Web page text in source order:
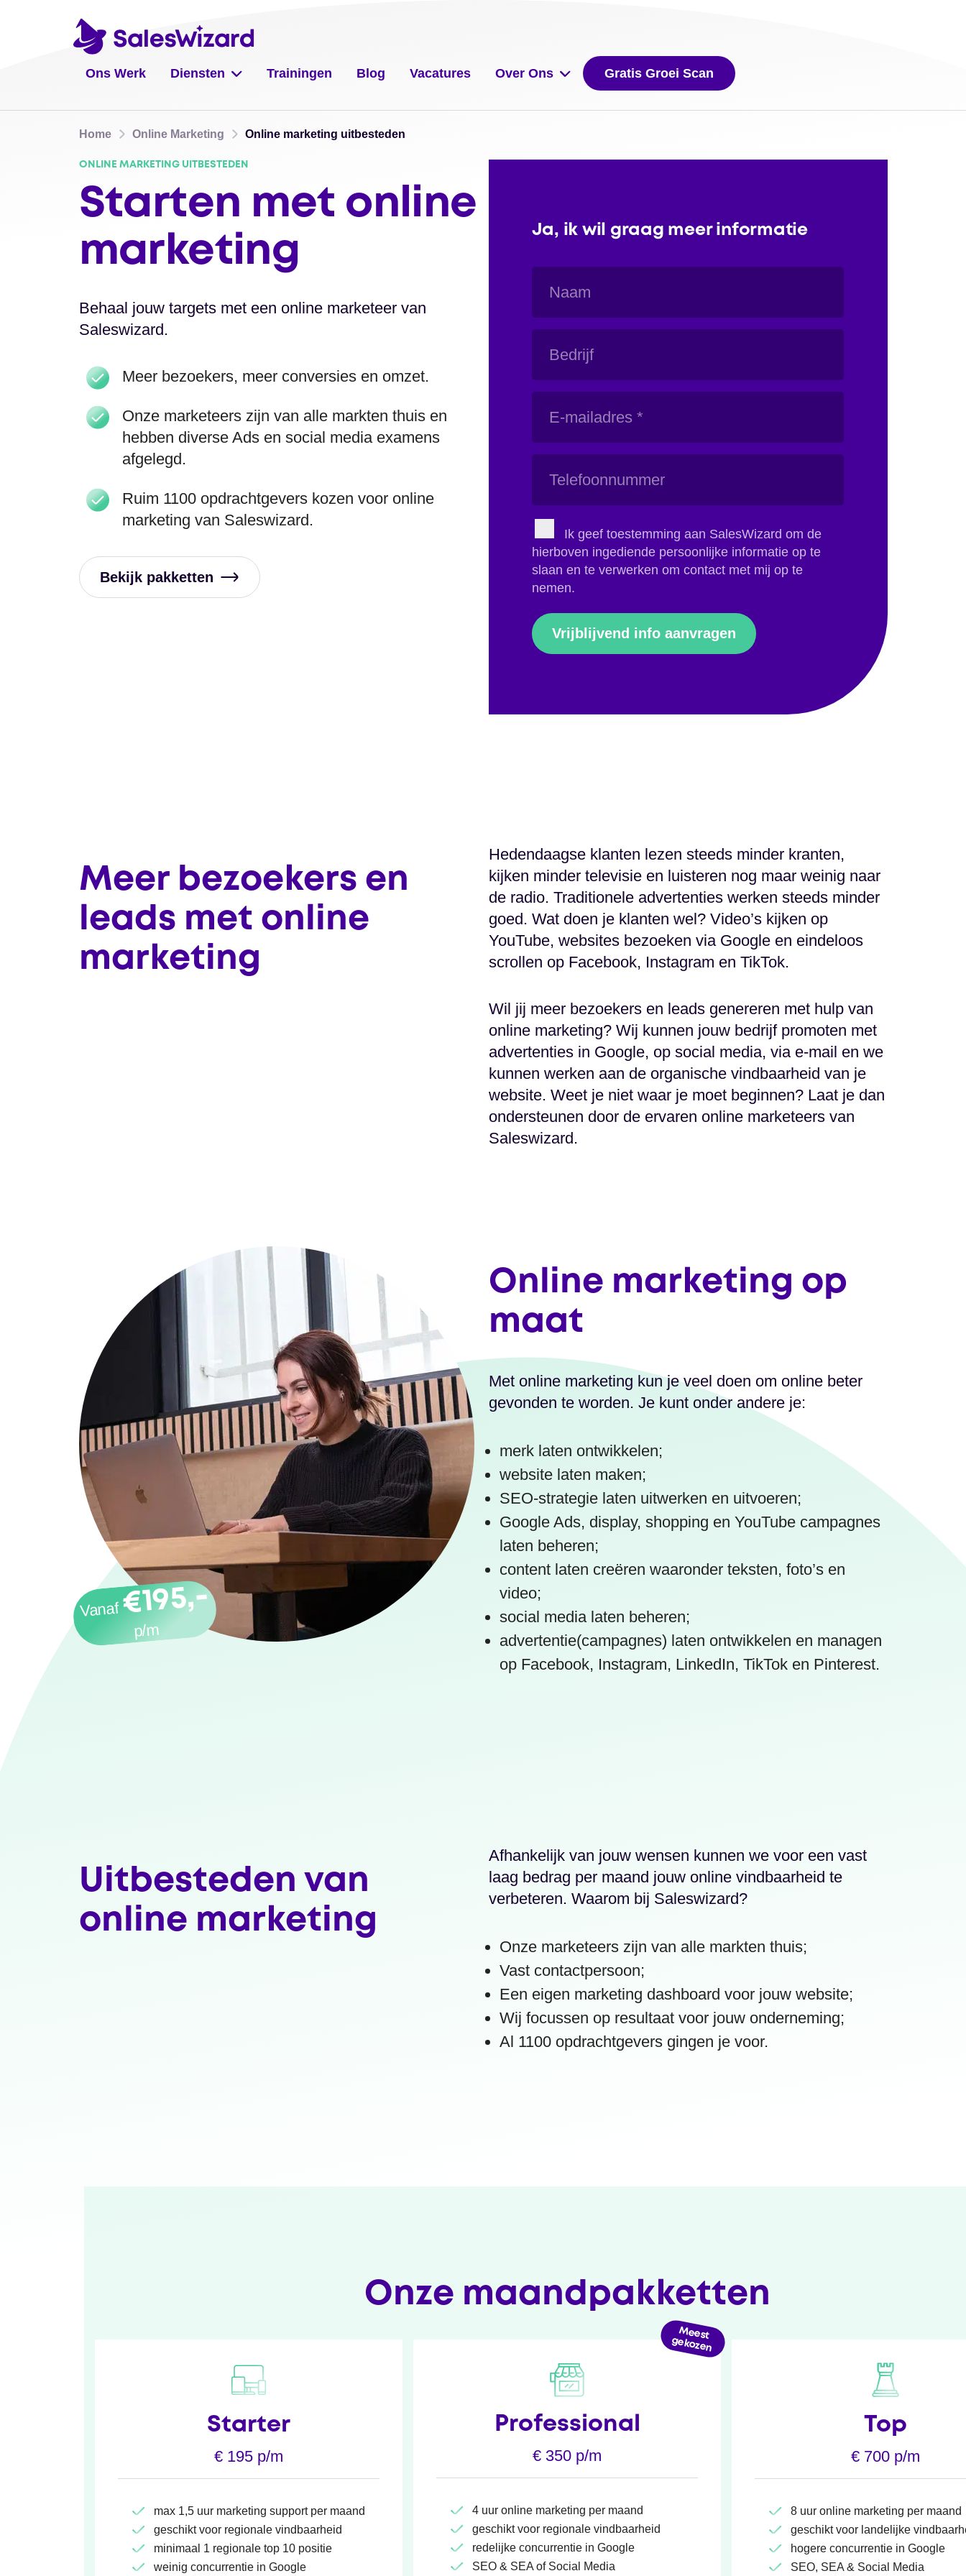
Ons Werk Diensten Trainingen Blog Vacatures Over Ons Gratis Groei Scan
Home Online Marketing Online marketing uitbesteden
ONLINE MARKETING UITBESTEDEN
Starten met online
marketing
Behaal jouw targets met een online marketeer van
Saleswizard.
Meer bezoekers, meer conversies en omzet.
Onze marketeers zijn van alle markten thuis en
hebben diverse Ads en social media examens
afgelegd.
Ruim 1100 opdrachtgevers kozen voor online
marketing van Saleswizard.
Bekijk pakketten
Ja, ik wil graag meer informatie
mailadres
Ik geef toestemming aan SalesWizard om de
hierboven ingediende persoonlijke informatie op te
slaan en te verwerken om contact met mij op te
nemen.
Meer bezoekers en
leads met online
marketing
Hedendaagse klanten lezen steeds minder kranten,
kijken minder televisie en luisteren nog maar weinig naar
de radio. Traditionele advertenties werken steeds minder
goed. Wat doen je klanten wel? Video’s kijken op
YouTube, websites bezoeken via Google en eindeloos
scrollen op Facebook, Instagram en TikTok.
Wil jij meer bezoekers en leads genereren met hulp van
online marketing? Wij kunnen jouw bedrijf promoten met
advertenties in Google, op social media, via e-mail en we
kunnen werken aan de organische vindbaarheid van je
website. Weet je niet waar je moet beginnen? Laat je dan
ondersteunen door de ervaren online marketeers van
Saleswizard.
Vanaf€195,-
p/m
Online marketing op
maat
Met online marketing kun je veel doen om online beter
gevonden te worden. Je kunt onder andere je:
merk laten ontwikkelen;
website laten maken;
SEO-strategie laten uitwerken en uitvoeren;
Google Ads, display, shopping en YouTube campagnes
laten beheren;
content laten creëren waaronder teksten, foto’s en
video;
social media laten beheren;
advertentie(campagnes) laten ontwikkelen en managen
op Facebook, Instagram, LinkedIn, TikTok en Pinterest.
Uitbesteden van
online marketing
Afhankelijk van jouw wensen kunnen we voor een vast
laag bedrag per maand jouw online vindbaarheid te
verbeteren. Waarom bij Saleswizard?
Onze marketeers zijn van alle markten thuis;
Vast contactpersoon;
Een eigen marketing dashboard voor jouw website;
Wij focussen op resultaat voor jouw onderneming;
Al 1100 opdrachtgevers gingen je voor.
Onze maandpakketten
Starter
€ 195 p/m
max 1,5 uur marketing support per maand
geschikt voor regionale vindbaarheid
minimaal 1 regionale top 10 positie
weinig concurrentie in Google
Professional
€ 350 p/m
4 uur online marketing per maand
geschikt voor regionale vindbaarheid
redelijke concurrentie in Google
SEO & SEA of Social Media
Top
€ 700 p/m
8 uur online marketing per maand
geschikt voor landelijke
hogere concurrentie in Google
SEO, SEA & Social Media